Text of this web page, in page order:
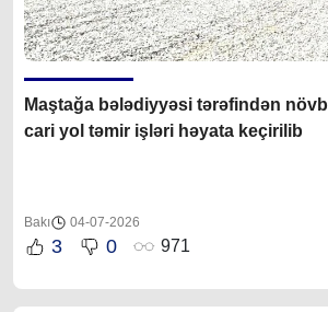
Maştağa bələdiyyəsi tərəfindən
cari yol təmir işləri həyata keçirilib
Bakı 04-07-2026
3 0 971